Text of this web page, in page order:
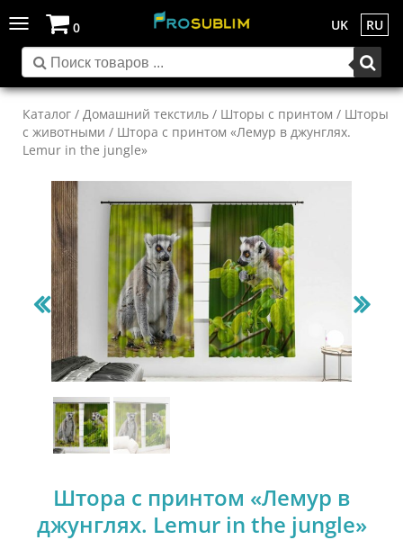
Toggle
navigation
UK RU
0
Каталог / Домашний текстиль / Шторы с принтом / Шторы
с животными / Штора с принтом «Лемур в джунглях.
Lemur in the jungle»
Штора с принтом «Лемур в
джунглях. Lemur in the jungle»